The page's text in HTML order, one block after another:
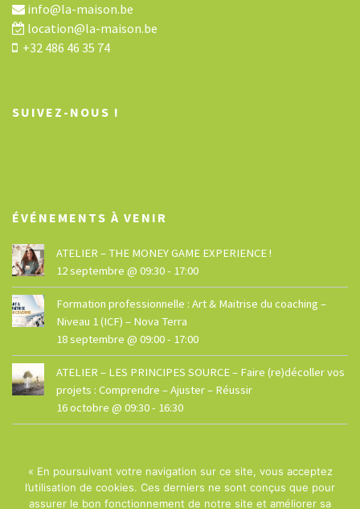
info@la-maison.be
location@la-maison.be
+32 486 46 35 74
SUIVEZ-NOUS !
ÉVÉNEMENTS À VENIR
ATELIER – THE MONEY GAME EXPERIENCE !
12 septembre @ 09:30- 17:00
Formation professionnelle : Art & Maitrise du coaching –
Niveau 1 (ICF) – Nova Terra
18 septembre @ 09:00- 17:00
ATELIER – LES PRINCIPES SOURCE – Faire (re)décoller vos
projets : Comprendre – Ajuster – Réussir
16 octobre @ 09:30- 16:30
« En poursuivant votre navigation sur ce site, vous acceptez
l’utilisation de cookies. Ces derniers ne sont conçus que pour
assurer le bon fonctionnement de notre site et améliorer sa